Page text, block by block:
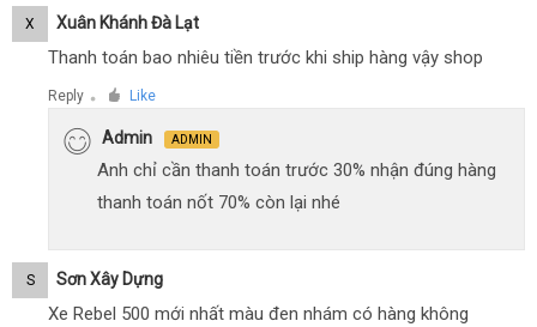
X Xuân Khánh Đà Lạt
Thanh toán bao nhiêu tiền trước khi ship hàng vậy shop
Reply ● Like
Admin ADMIN
Anh chỉ cần thanh toán trước 30% nhận đúng hàng
thanh toán nốt 70% còn lại nhé
S Sơn Xây Dựng
Xe Rebel 500 mới nhất màu đen nhám có hàng không